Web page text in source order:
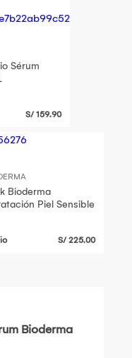
Sérum
S/ 159.90
Bioderma
Piel Sensible
S/ 225.00
Bioderma